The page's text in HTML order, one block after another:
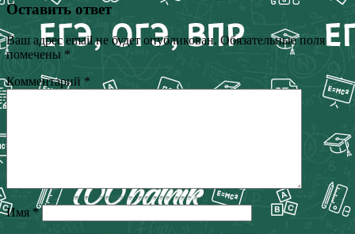
Оставить ответ
Ваш адрес email не будет опубликован. Обязательные поля
помечены *
Комментарий *
Имя *